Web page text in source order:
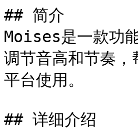
## 简介
Moises是一款功
调节音高和节奏
平台使用。
## 详细介绍